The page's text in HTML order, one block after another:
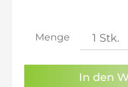
Sie haben die
Kenntnis genommen.
inkl. 21% MwSt.:
inkl. 22% MwSt.:
Menge
In den